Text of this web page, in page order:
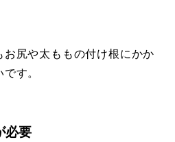
お尻や太ももの付け根にかか
す。
必要